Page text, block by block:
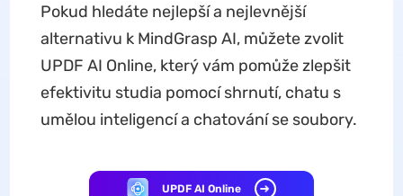
Pokud hledáte nejlepší a nejlevnější
alternativu k MindGrasp AI, můžete zvolit
UPDF AI Online, který vám pomůže zlepšit
efektivitu studia pomocí shrnutí, chatu s
umělou inteligencí a chatování se soubory.
UPDF AI Online